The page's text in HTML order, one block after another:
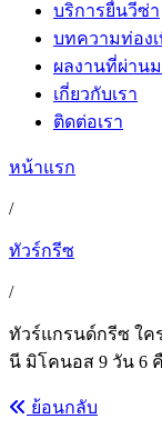
บริการยื่นวีซ่า
บทความท่องเ
ผลงานที่ผ่าน
เกี่ยวกับเรา
ติดต่อเรา
หน้าแรก
/
ทัวร์กรีซ
/
ทัวร์แกรนด์กรีซ ใค
นี มิโคนอส 9 วัน 6
ย้อนกลับ